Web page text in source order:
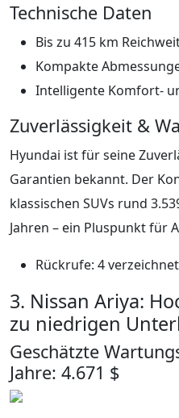
Technische Daten
Bis zu 415 km
Kompakte
Intelligente Komfort-
Zuverlässigkeit &
Hyundai ist für seine
Garantien bekannt. Der
klassischen SUVs rund
Jahren – ein Pluspunkt für
Rückrufe: 4 verzeichnet
3. Nissan Ariya:
zu niedrigen
Geschätzte
Jahre: 4.671 $